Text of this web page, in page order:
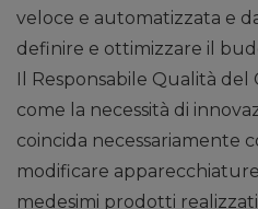
veloce e automatizzata e
definire e ottimizzare il
Il Responsabile Qualità del
come la necessità di
coincida necessariamente
modificare
medesimi prodotti